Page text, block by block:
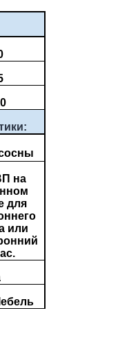
на
для
или